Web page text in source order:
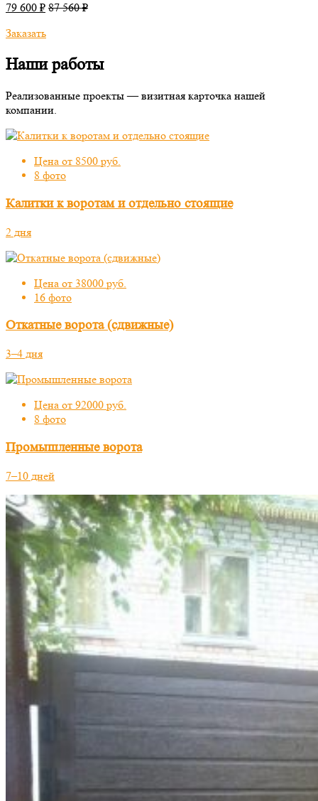
79 600 ₽ 87 560 ₽
Заказать
Наши работы
Реализованные проекты — визитная карточка нашей
компании.
Цена от 8500 руб.
8 фото
Калитки к воротам и отдельно стоящие
2 дня
Цена от 38000 руб.
16 фото
Откатные ворота (сдвижные)
3–4 дня
Цена от 92000 руб.
8 фото
Промышленные ворота
7–10 дней